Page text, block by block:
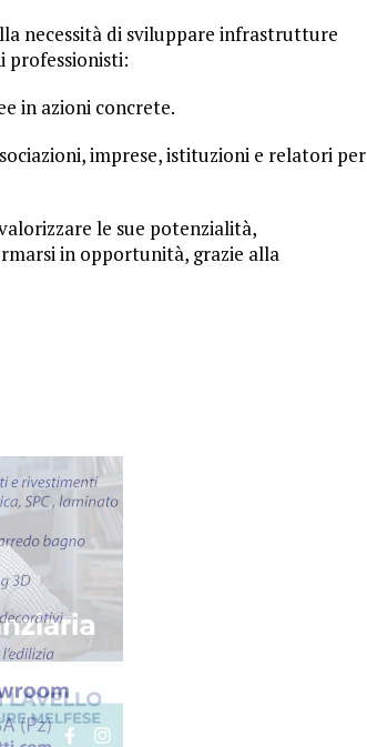
necessità di sviluppare infrastrutture
professionisti:
in azioni concrete.
imprese, istituzioni e relatori per
le sue potenzialità,
in opportunità, grazie alla